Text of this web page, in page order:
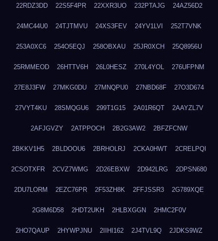
22RDZ3DD 22S5F4PR 22XXR3UO 232PTAJG 24AZ56D2
24MC44U0 24TJTMVU 24XS3FEV 24YV1LVI 252T7VNK
253A0XC6 254O5EQJ 258OBXAU 25JR0XCH 25Q8956U
25RMMEOD 26HTTV6H 26L0HESZ 270L4YOL 276UFPNM
27E8J3FW 27MKG0DU 27MNQPU0 27NBD68F 27O3D674
27VYT4KU 28SMQGU6 299T1G15 2A01R6QT 2AAYZL7V
2AFJGVZY 2ATPPOCH 2B2G3AW2 2BFZFCNW
2BKKV1H5 2BLDOOU6 2BRHOLRJ 2CKA0HWT 2CRELPQI
2CSOTXFR 2CVZ7WMG 2D26EBXW 2D942LRG 2DPSN680
2DU7LORM 2EZC76PR 2F53ZH8K 2FFJSSR3 2G789XQE
2G8M6D58 2HDT2UKH 2HLBXGGN 2HMC2F0V
2HO7QAUP 2HYWPJNU 2IIHI162 2J4TVL9Q 2JDKS9WZ